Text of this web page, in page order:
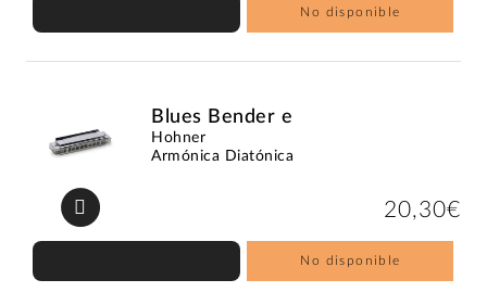
No disponible
Blues Bender e
Hohner
Armónica Diatónica
20,30€
No disponible